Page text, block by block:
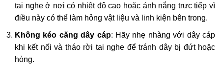
tai nghe ở nơi có nhiệt độ cao hoặc ánh nắng trực tiếp vì
điều này có thể làm hỏng vật liệu và linh kiện bên trong.
Không kéo căng dây cáp: Hãy nhẹ nhàng với dây cáp
khi kết nối và tháo rời tai nghe để tránh dây bị đứt hoặc
hỏng.